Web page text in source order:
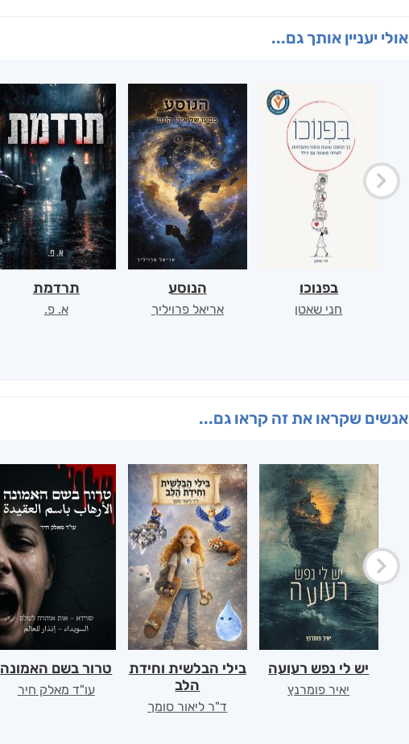
אולי יעניין אותך גם...
בפנוכו
חני שאטן
הנוסע
אריאל פרויליך
תרדמת
א. פ.
אנשים שקראו את זה קראו גם...
יש לי נפש רעועה
יאיר פומרנץ
בילי הבלשית וחידת
הלב
ד"ר ליאור סומך
טרור בשם האמונה
עו"ד מאלק חיר